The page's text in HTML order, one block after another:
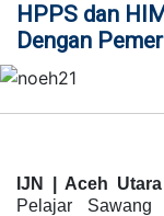
HPPS dan
Dengan
IJN | Aceh
Pelajar